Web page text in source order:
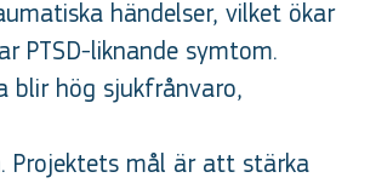
händelser, vilket ökar
PTSD-liknande symtom.
blir hög sjukfrånvaro,
Projektets mål är att stärka